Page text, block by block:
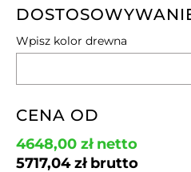
Wpisz kolor drewna
CENA OD
4648,00 złnetto
5717,04złbrutto